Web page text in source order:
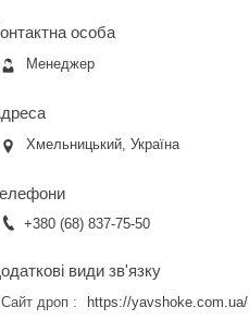
Менеджер
Хмельницький, Україна
+380 (68) 837-75-50
Сайт дроп
https://yavshoke.com.ua/